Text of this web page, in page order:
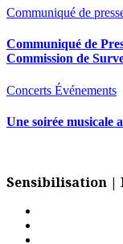
Communiqué de
Communiqué de
Commission de
Concerts Événements
Une soirée musicale
Sensibilisation |